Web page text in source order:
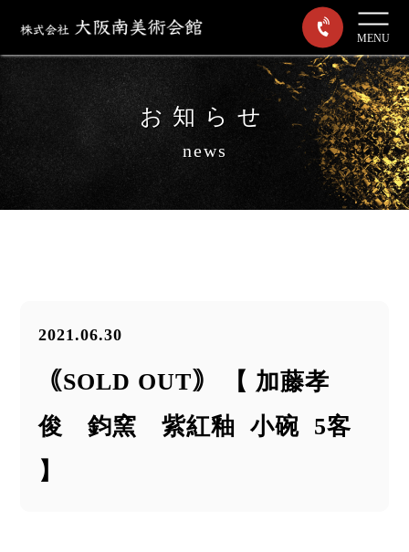
MENU
お知らせ
news
2021.06.30
｟SOLD OUT｠ 【 加藤孝
俊 鈞窯 紫紅釉 小碗 5客
】